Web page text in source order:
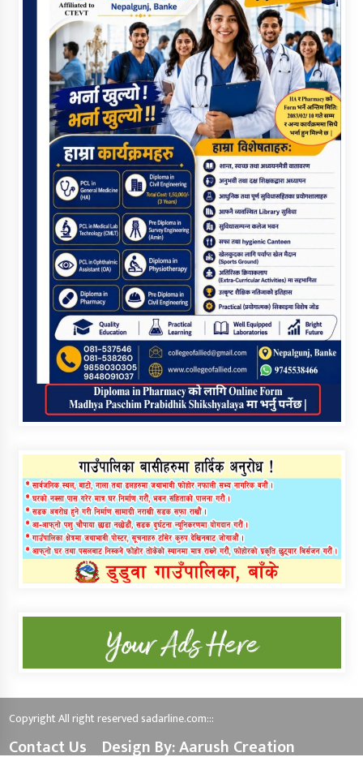
Copyright All right reserved sadarline.com:::
Contact Us Design By: Aarush Creation